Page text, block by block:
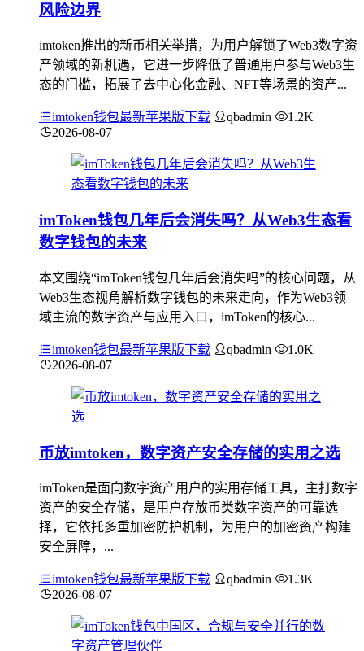
风险边界
imtoken推出的新币相关举措，为用户解锁了Web3数字资
产领域的新机遇，它进一步降低了普通用户参与Web3生
态的门槛，拓展了去中心化金融、NFT等场景的资产...
imtoken钱包最新苹果版下载 qbadmin
1.2K
2026-08-07
imToken钱包几年后会消失吗？从Web3生态看
数字钱包的未来
本文围绕“imToken钱包几年后会消失吗”的核心问题，从
Web3生态视角解析数字钱包的未来走向，作为Web3领
域主流的数字资产与应用入口，imToken的核心...
imtoken钱包最新苹果版下载 qbadmin
1.0K
2026-08-07
币放imtoken，数字资产安全存储的实用之选
imToken是面向数字资产用户的实用存储工具，主打数字
资产的安全存储，是用户存放币类数字资产的可靠选
择，它依托多重加密防护机制，为用户的加密资产构建
安全屏障，...
imtoken钱包最新苹果版下载 qbadmin
1.3K
2026-08-07